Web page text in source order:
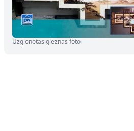
Uzglenotas gleznas foto